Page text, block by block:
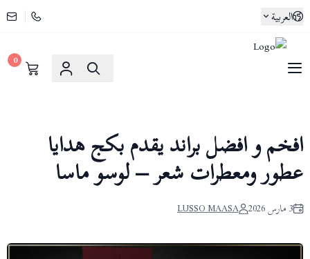
العربية
0
افخم و افضل براند يقدم بكج هدايا
عطور ومعطرات شعر – لوسو ماسا
3 مارس 2026 LUSSO MAASA